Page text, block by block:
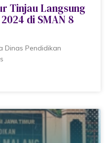
Tinjau Langsung
di SMAN 8
Dinas Pendidikan